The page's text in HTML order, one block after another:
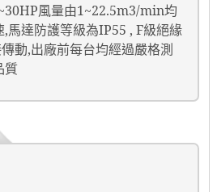
風量由1~22.5m3/min均
,馬達防護等級為IP55 , F級絕緣
動,出廠前每台均經過嚴格測
質